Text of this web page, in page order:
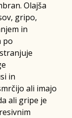
Olajša
gripo,
in
po
in
ali imajo
ali gripe je